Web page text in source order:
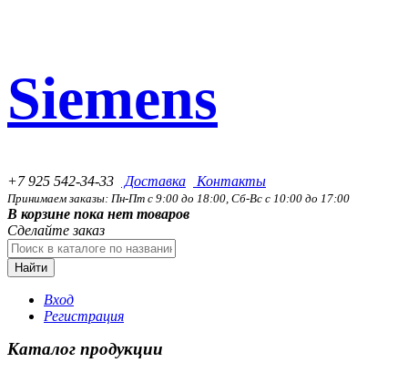
Siemens
+7 925 542-34-33 Доставка Контакты
Принимаем заказы: Пн-Пт с 9:00 до 18:00, Сб-Вс с 10:00 до 17:00
В корзине пока нет товаров
Сделайте заказ
Найти
Вход
Регистрация
Каталог продукции